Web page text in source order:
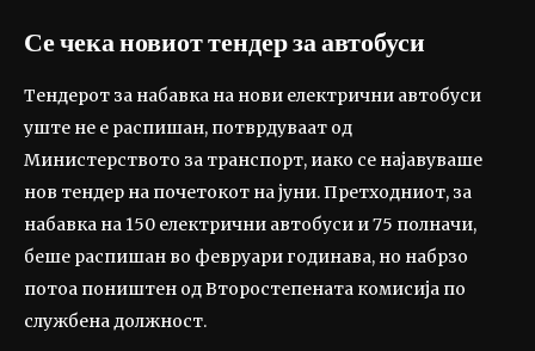
Се чека новиот тендер за автобуси
Тендерот за набавка на нови електрични автобуси
уште не е распишан, потврдуваат од
Министерството за транспорт, иако се најавуваше
нов тендер на почетокот на јуни. Претходниот, за
набавка на 150 електрични автобуси и 75 полначи,
беше распишан во февруари годинава, но набрзо
потоа поништен од Второстепената комисија по
службена должност.